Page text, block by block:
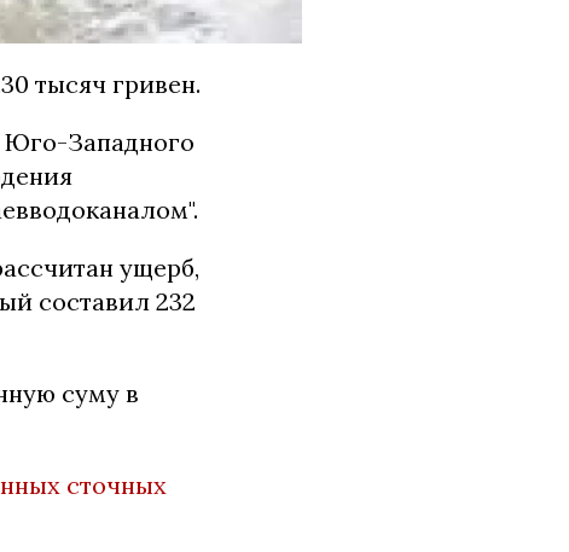
тысяч гривен.
Юго-Западного
ущерб,
составил 232
суму в
сточных